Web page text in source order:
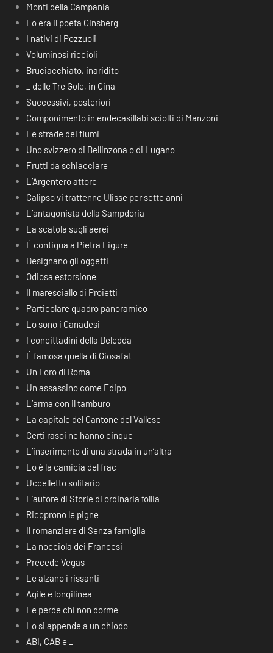
Monti della Campania
Lo era il poeta Ginsberg
I nativi di Pozzuoli
Voluminosi riccioli
Bruciacchiato, inaridito
_ delle Tre Gole, in Cina
Successivi, posteriori
Componimento in endecasillabi sciolti di Manzoni
Le strade dei fiumi
Uno svizzero di Bellinzona o di Lugano
Frutti da schiacciare
L’Argentero attore
Calipso vi trattenne Ulisse per sette anni
L’antagonista della Sampdoria
La scatola sugli aerei
É contigua a Pietra Ligure
Designano gli oggetti
Odiosa estorsione
Il maresciallo di Proietti
Particolare quadro panoramico
Lo sono i Canadesi
I concittadini della Deledda
É famosa quella di Giosafat
Un Foro di Roma
Un assassino come Edipo
L’arma con il tamburo
La capitale del Cantone del Vallese
Certi rasoi ne hanno cinque
L’inserimento di una strada in un’altra
Lo è la camicia del frac
Uccelletto solitario
L’autore di Storie di ordinaria follia
Ricoprono le pigne
Il romanziere di Senza famiglia
La nocciola dei Francesi
Precede Vegas
Le alzano i rissanti
Agile e longilinea
Le perde chi non dorme
Lo si appende a un chiodo
ABI, CAB e _